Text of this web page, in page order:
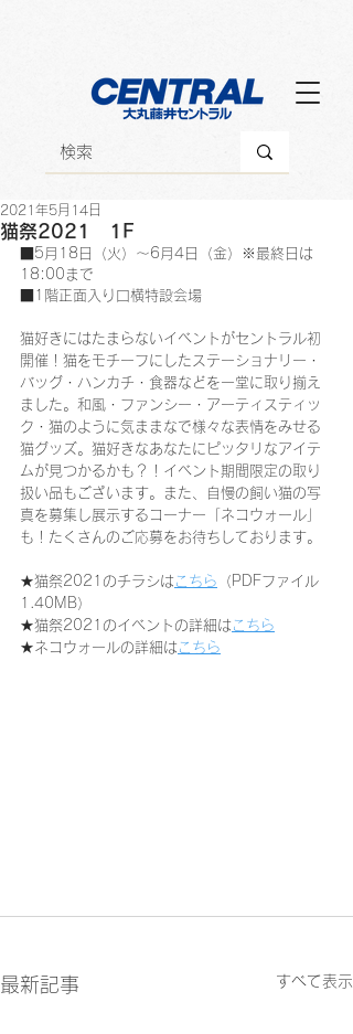
猫祭2021 1F
2021年5月14日
■5月18日（火）～6月4日（金）※最終日は
18:00まで
■1階正面入り口横特設会場
猫好きにはたまらないイベントがセントラル初
開催！猫をモチーフにしたステーショナリー・
バッグ・ハンカチ・食器などを一堂に取り揃え
ました。和風・ファンシー・アーティスティッ
ク・猫のように気ままなで様々な表情をみせる
猫グッズ。猫好きなあなたにピッタリなアイテ
ムが見つかるかも？！イベント期間限定の取り
扱い品もございます。また、自慢の飼い猫の写
真を募集し展示するコーナー「ネコウォール」
も！たくさんのご応募をお待ちしております。
★猫祭2021のチラシは こちら （PDFファイル
1.40MB）
★猫祭2021のイベントの詳細は こちら
★ネコウォールの詳細は こちら
最新記事 すべて表示